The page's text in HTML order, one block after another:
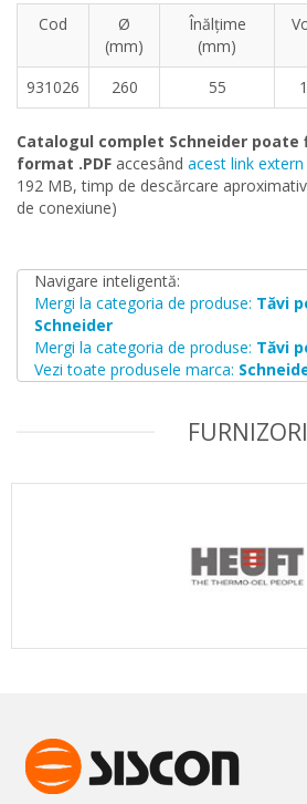
Cod
Ø
(mm)
Înălțime
(mm)
931026
260 55
Catalogul complet Schneider poate
format .PDF accesând acest link extern
192 MB, timp de descărcare
de conexiune)
Navigare inteligentă:
Mergi la categoria de produse: Tăvi
Schneider
Mergi la categoria de produse: Tăvi
Vezi toate produsele marca:
FURNIZORI